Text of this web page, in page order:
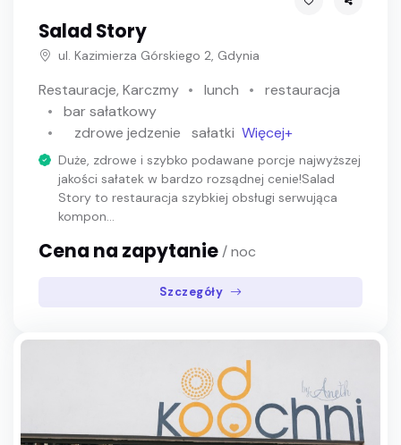
Salad Story
ul. Kazimierza Górskiego 2, Gdynia
Restauracje, Karczmy lunch
restauracja
bar sałatkowy
zdrowe jedzenie
sałatki Więcej+
Duże, zdrowe i szybko podawane porcje najwyższej
jakości sałatek w bardzo rozsądnej cenie!Salad
Story to restauracja szybkiej obsługi serwująca
kompon...
Cena na zapytanie / noc
Szczegóły